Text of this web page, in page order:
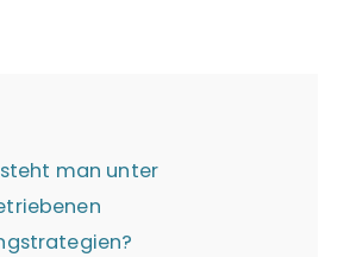
man unter